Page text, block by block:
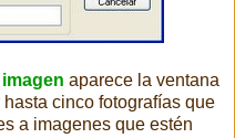
aparece la ventana
cinco fotografías que
a imagenes que estén